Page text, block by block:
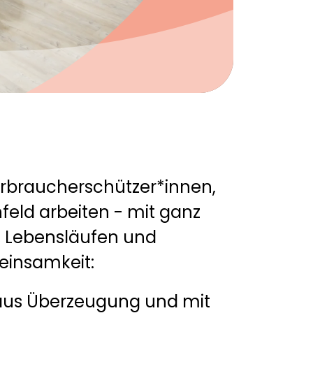
arbeiten - mit ganz
und
Überzeugung und mit